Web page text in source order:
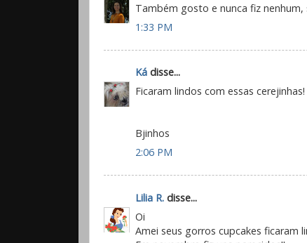
Também gosto e nunca fiz
1:33 PM
Ká disse...
Ficaram lindos com essas
Bjinhos
2:06 PM
Lilia R. disse...
Oi
Amei seus gorros cupcakes ficaram